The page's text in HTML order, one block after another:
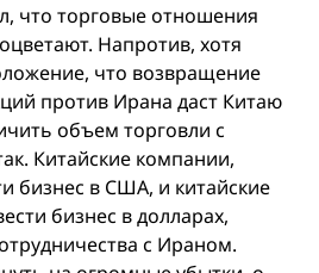
что торговые отношения
Напротив, хотя
что возвращение
против Ирана даст Китаю
объем торговли с
Китайские компании,
бизнес в США, и китайские
бизнес в долларах,
с Ираном.